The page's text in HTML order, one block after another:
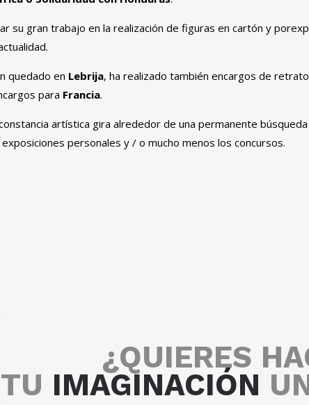
su gran trabajo en la realización de figuras en cartón y
quedado en Lebrija, ha realizado también encargos de
para Francia.
artística gira alrededor de una permanente
personales y / o mucho menos los concursos.
¿QUIERES
TU IMAGINACIÓN